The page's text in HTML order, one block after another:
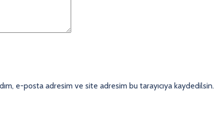
e-posta adresim ve site adresim bu tarayıcıya kaydedilsin.